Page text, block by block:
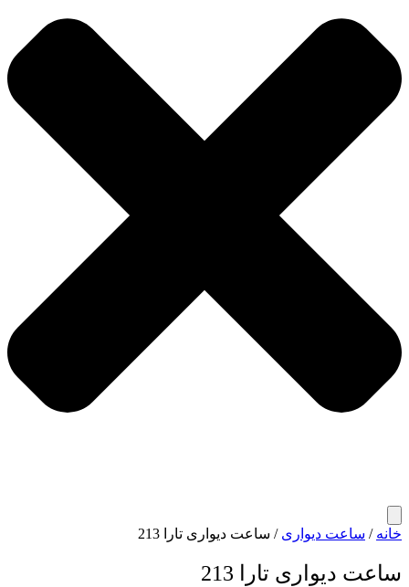
خانه / ساعت دیواری / ساعت دیواری تارا 213
ساعت دیواری تارا 213